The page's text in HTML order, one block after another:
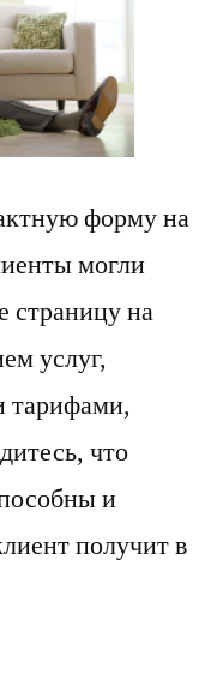
форму на
могли
страницу на
услуг,
тарифами,
что
и
получит в